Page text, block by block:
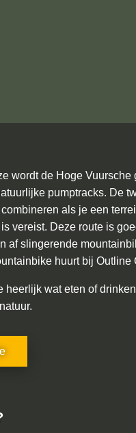
wordt de Hoge
pumptracks. De
als je een
vereist. Deze route is
af slingerende
huurt bij Outline
wat eten of